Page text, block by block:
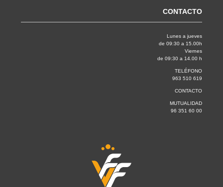
CONTACTO
Lunes a jueves
de 09:30 a 15.00h
Viernes
de 09:30 a 14.00 h
TELÉFONO
963 510 619
CONTACTO
MUTUALIDAD
96 351 60 00